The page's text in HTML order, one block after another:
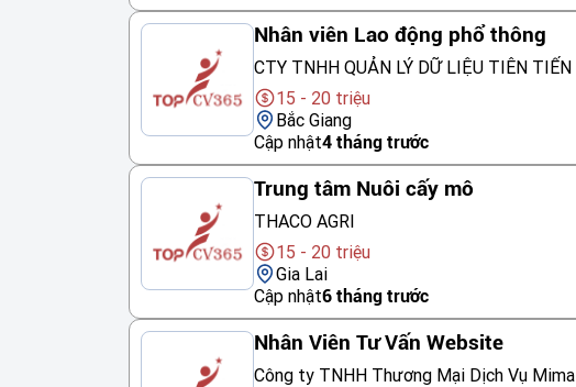
Nhân viên Lao động phổ thông
CTY TNHH QUẢN LÝ DỮ LIỆU TIÊN TIẾN
15 - 20 triệu
Bắc Giang
Cập nhật4 tháng trước
Trung tâm Nuôi cấy mô
THACO AGRI
15 - 20 triệu
Gia Lai
Cập nhật6 tháng trước
Nhân Viên Tư Vấn Website
Công ty TNHH Thương Mại Dịch Vụ Mima